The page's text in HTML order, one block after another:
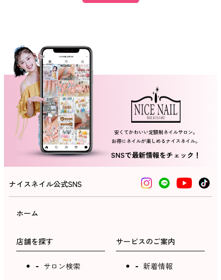
採用情報
ネイルスクール
安くてかわいい定額制ネイルサロン。
お得にネイルが楽しめるナイスネイル。
SNSで最新情報をチェック！
ナイスネイル公式SNS
ホーム
店舗を探す
サロン検索
サービスのご案内
新着情報